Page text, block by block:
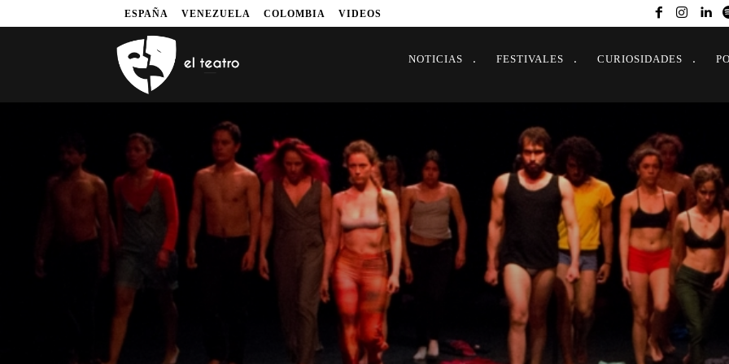
ESPAÑA VENEZUELA COLOMBIA VIDEOS
NOTICIAS FESTIVALES CURIOSIDADES